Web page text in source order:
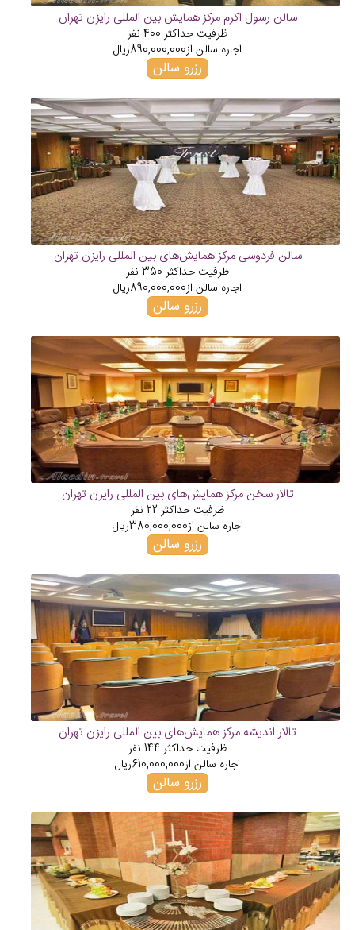
سالن رسول اکرم مرکز همایش بین المللی رایزن تهران
ظرفیت حداکثر 400 نفر
اجاره سالن از890,000,000ریال
رزرو سالن
سالن فردوسی مرکز همایش‌های بین المللی رایزن تهران
ظرفیت حداکثر 350 نفر
اجاره سالن از890,000,000ریال
رزرو سالن
تالار سخن مرکز همایش‌های بین المللی رایزن تهران
ظرفیت حداکثر 22 نفر
اجاره سالن از380,000,000ریال
رزرو سالن
تالار اندیشه مرکز همایش‌های بین المللی رایزن تهران
ظرفیت حداکثر 144 نفر
اجاره سالن از610,000,000ریال
رزرو سالن